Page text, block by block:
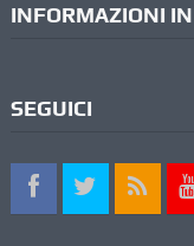
INFORMAZIONI
SEGUICI